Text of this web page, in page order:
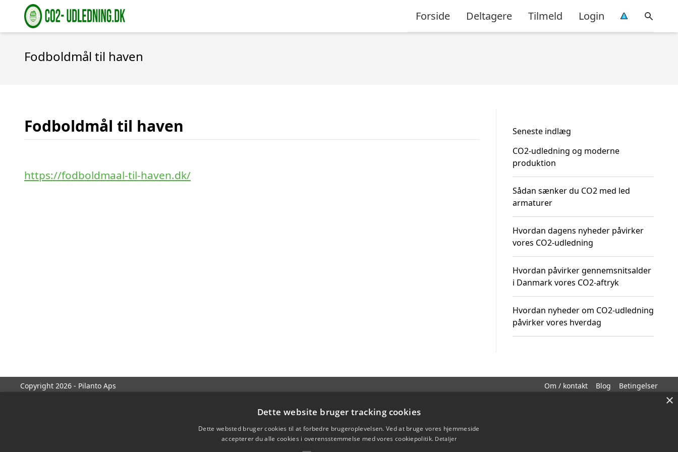
Forside Deltagere Tilmeld Login
Fodboldmål til haven
Fodboldmål til haven
https://fodboldmaal-til-haven.dk/
Seneste indlæg
CO2-udledning og moderne
produktion
Sådan sænker du CO2 med led
armaturer
Hvordan dagens nyheder påvirker
vores CO2-udledning
Hvordan påvirker gennemsnitsalder
i Danmark vores CO2-aftryk
Hvordan nyheder om CO2-udledning
påvirker vores hverdag
Copyright 2026 - Pilanto Aps Om / kontakt Blog Betingelser
×
Dette website bruger tracking cookies
Dette websted bruger cookies til at forbedre brugeroplevelsen. Ved at bruge vores hjemmeside
accepterer du alle cookies i overensstemmelse med vores cookiepolitik. Detaljer